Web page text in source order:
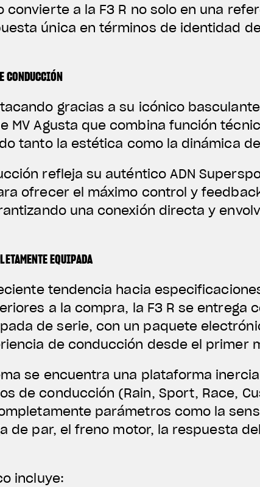
convierte a la F3 R no solo en una
única en términos de identidad
CONDUCCIÓN
gracias a su icónico
MV Agusta que combina función
tanto la estética como la dinámica
refleja su auténtico ADN
ofrecer el máximo control y
una conexión directa y
EQUIPADA
tendencia hacia
a la compra, la F3 R se entrega
de serie, con un paquete
de conducción desde el primer
se encuentra una plataforma
de conducción (Rain, Sport, Race,
parámetros como la
de par, el freno motor, la respuesta
incluye: